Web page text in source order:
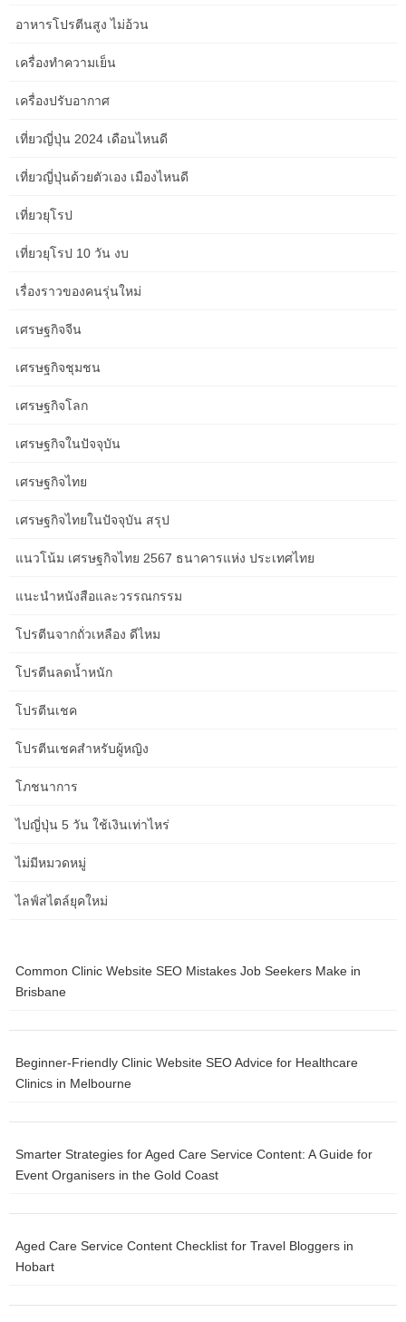
Best sunset spots in Albany
Bungle Bungles (Purnululu)
Crown Sydney
Fremantle Prison
future of robotics and AI
Google Ads for small business
healing the inner child in adulthood
helping kids deal with emotions
how to arrange furniture in a small room
how to boost immune resilience
how to boost your metabolism
how to brighten dull skin
how to build mental toughness
how to calculate your net worth
how to choose travel insurance
how to create clarity without micromanaging
how to curate your digital feeds
how to develop laser focus
how to form deep emotional connections
how to install floating shelves
how to make your website faster
how to manage remote meetings
how to manage screen time
how to overcome procrastination
how to reduce oxidative stress
how to stay motivated every day
how to talk about boundaries
how to travel with only a backpack
อาหารโปรตีนสูง ไม่อ้วน
เครื่องทำความเย็น
เครื่องปรับอากาศ
เที่ยวญี่ปุ่น 2024 เดือนไหนดี
เที่ยวญี่ปุ่นด้วยตัวเอง เมืองไหนดี
เที่ยวยุโรป
เที่ยวยุโรป 10 วัน งบ
เรื่องราวของคนรุ่นใหม่
เศรษฐกิจจีน
เศรษฐกิจชุมชน
เศรษฐกิจโลก
เศรษฐกิจในปัจจุบัน
เศรษฐกิจไทย
เศรษฐกิจไทยในปัจจุบัน สรุป
แนวโน้ม เศรษฐกิจไทย 2567 ธนาคารแห่ง ประเทศไทย
แนะนำหนังสือและวรรณกรรม
โปรตีนจากถั่วเหลือง ดีไหม
โปรตีนลดน้ำหนัก
โปรตีนเชค
โปรตีนเชคสำหรับผู้หญิง
โภชนาการ
ไปญี่ปุ่น 5 วัน ใช้เงินเท่าไหร่
ไม่มีหมวดหมู่
ไลฟ์สไตล์ยุคใหม่
Common Clinic Website SEO Mistakes Job Seekers Make in
Brisbane
Beginner-Friendly Clinic Website SEO Advice for Healthcare
Clinics in Melbourne
Smarter Strategies for Aged Care Service Content: A Guide for
Event Organisers in the Gold Coast
Aged Care Service Content Checklist for Travel Bloggers in
Hobart